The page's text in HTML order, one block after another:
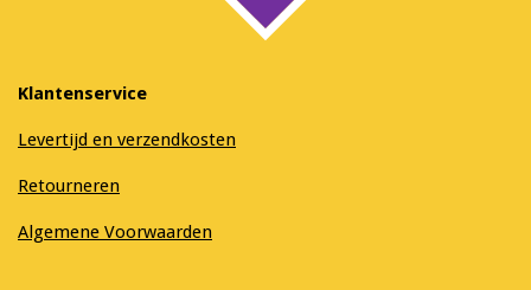
Klantenservice
Levertijd en verzendkosten
Retourneren
Algemene Voorwaarden